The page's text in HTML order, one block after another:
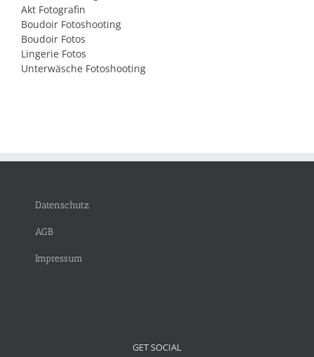
Akt Fotografin
Boudoir Fotoshooting
Boudoir Fotos
Lingerie Fotos
Unterwäsche Fotoshooting
Datenschutz
AGB
Impressum
GET SOCIAL